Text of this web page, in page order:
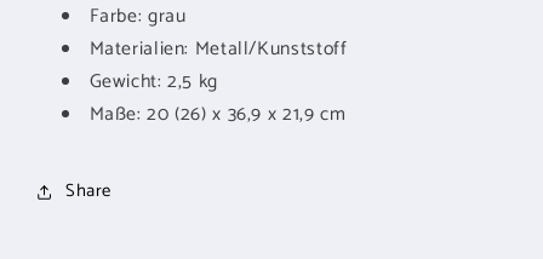
Farbe: grau
Materialien: Metall/Kunststoff
Gewicht: 2,5 kg
Maße: 20 (26) x 36,9 x 21,9 cm
Share